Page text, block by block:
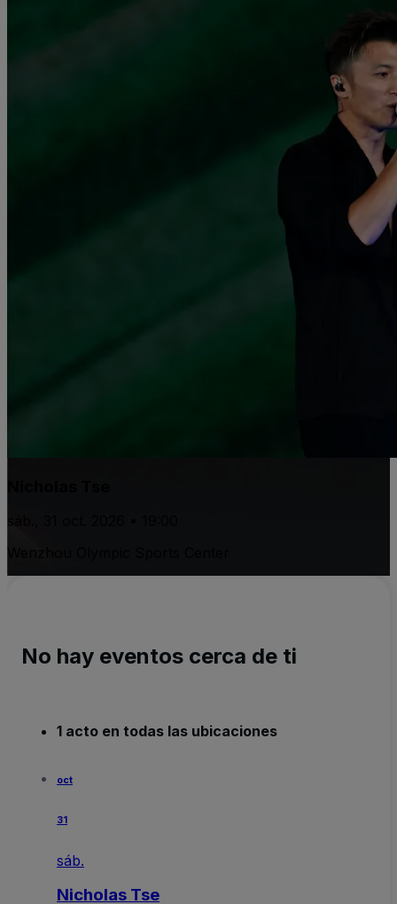
No hay eventos cerca de ti
1 acto en todas las ubicaciones
oct
31
sáb.
Nicholas Tse